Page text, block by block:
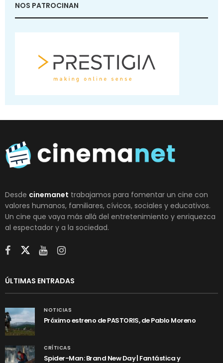
NOS PATROCINAN
Desde cinemanet trabajamos para fomentar un cine con
valores humanos, familiares, cívicos, sociales y educativos.
Un cine que vaya más allá del entretenimiento y enriquezca
al espectador y a la sociedad.
ÚLTIMAS ENTRADAS
NOTICIAS
Próximo estreno de PASTORIS, de Pablo Moreno
CRÍTICAS
Spider-Man: Brand New Day | Fantástica y